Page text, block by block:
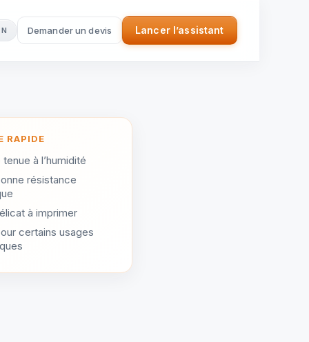
Demander un devis
(nouvel onglet) Lancer l’assistant
RAPIDE
à l’humidité
résistance
à imprimer
certains usages